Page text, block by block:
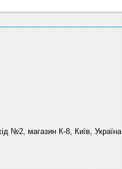
№2, магазин К-8, Київ, Україна